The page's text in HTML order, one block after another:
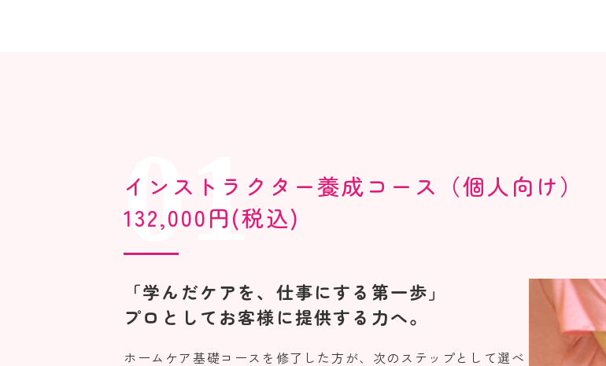
インストラクター養成コース（個人向け）
132,000円(税込)
「学んだケアを、仕事にする第一歩」
プロとしてお客様に提供する力へ。
ホームケア基礎コースを修了した方が、次のステップとして選べ